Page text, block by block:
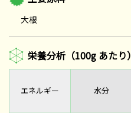
大根
栄養分析（100g あたり）
エネルギー 水分